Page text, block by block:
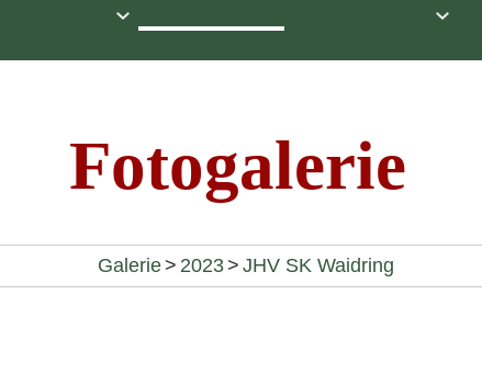
Fotogalerie
Galerie > 2023 > JHV SK Waidring